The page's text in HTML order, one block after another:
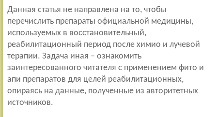
Данная статья не направлена на то, чтобы
перечислить препараты официальной медицины,
используемых в восстановительный,
реабилитационный период после химио и лучевой
терапии. Задача иная – ознакомить
заинтересованного читателя с применением фито и
апи препаратов для целей реабилитационных,
опираясь на данные, полученные из авторитетных
источников.